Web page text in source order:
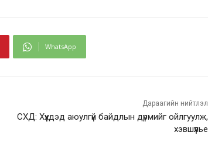
WhatsApp
Дараагийн нийтлэл
СХД: Хүүхдэд аюулгүй байдлын дүрмийг ойлгуулж,
хэвшүүлье